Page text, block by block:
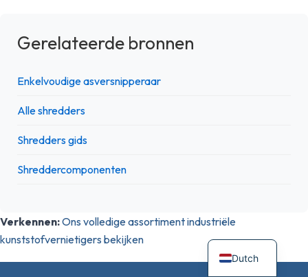
Gerelateerde bronnen
Enkelvoudige asversnipperaar
Alle shredders
Shredders gids
Shreddercomponenten
Verkennen:Ons volledige assortiment industriële
kunststofvernietigers bekijken
Dutch